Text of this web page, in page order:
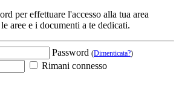
per effettuare l'accesso alla tua area
aree e i documenti a te dedicati.
Password (Dimenticata?)
Rimani connesso